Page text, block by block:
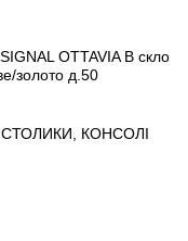
OTTAVIA B скло
золото д.50
КОНСОЛІ